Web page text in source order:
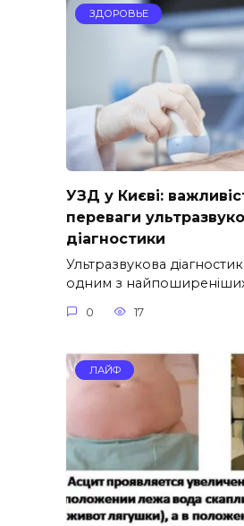
ЗДОРОВЬЕ
УЗД у Києві:
переваги
діагностики
Ультразвукова
одним з
0 17
ЛАЙФ